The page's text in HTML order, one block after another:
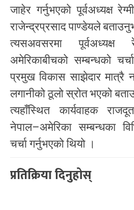
जाहेर गर्नुभएको पूर्वअध्यक्ष
राजेन्द्रप्रसाद पाण्डेयले
त्यसअवसरमा
अमेरिकाबीचको सम्बन्धको
प्रमुख विकास साझेदार मात्रै
लगानीको ठूलो स्रोत भएको
त्यहाँस्थित कार्यवाहक
नेपाल–अमेरिका सम्बन्धका
चर्चा गर्नुभएको थियो ।
प्रतिक्रिया दिनुहोस्